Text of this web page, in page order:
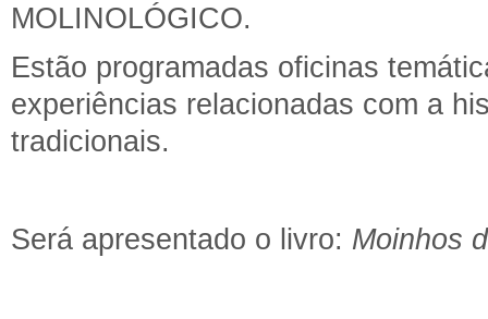
MOLINOLÓGICO.
Estão programadas oficinas
experiências relacionadas com a
tradicionais.
Será apresentado o livro: Moinhos